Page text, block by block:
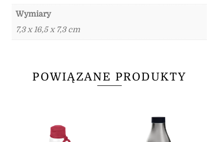
Wymiary
7,3 x 16,5 x 7,3 cm
POWIĄZANE PRODUKTY